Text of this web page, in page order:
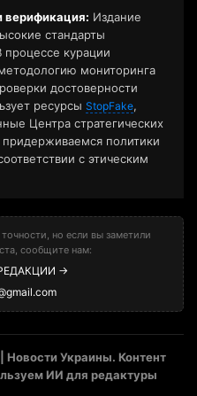
верификация: Издание
стандарты
курации
мониторинга
достоверности
ресурсы StopFake,
Центра стратегических
политики
с этическим
но если вы заметили
сообщите нам:
→
Украины. Контент
ИИ для редактуры